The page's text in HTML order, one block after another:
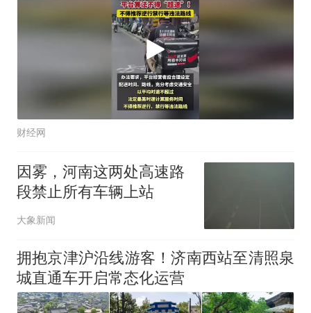
财经网
因雾，河南这两处高速路
段禁止所有车辆上站
大象新闻
拥抱京津沪沿线游客！济南西站至清照泉
城直通车开启常态化运营